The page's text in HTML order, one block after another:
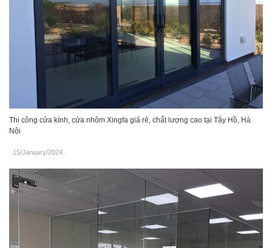
Thi công cửa kính, cửa nhôm Xingfa giá rẻ, chất lượng cao tại Tây Hồ, Hà
Nội
15/January/2024